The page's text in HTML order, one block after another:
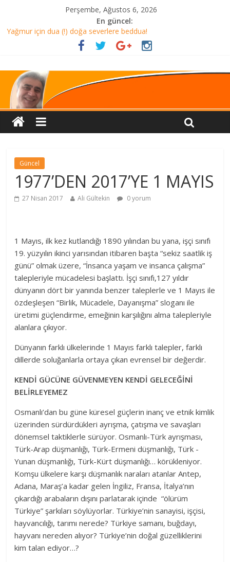
Perşembe, Ağustos 6, 2026
En güncel:
Yağmur için dua (!) doğa severlere beddua!
ALMANYA’ DA AKŞAM YEMEĞİ Mİ? TÜRKİYE’DE HER ŞEY DAHİL
AMAN DİKKAT!
HELALLEŞME Mİ?
Güncel
1977’DEN 2017’YE 1 MAYIS
27 Nisan 2017 Ali Gültekin 0 yorum
1 Mayıs, ilk kez kutlandığı 1890 yılından bu yana, işçi sınıfı
19. yüzyılın ikinci yarısından itibaren başta “sekiz saatlik iş
günü” olmak üzere, “İnsanca yaşam ve insanca çalışma”
talepleriyle mücadelesi başlattı. İşçi sınıfı,127 yıldır
dünyanın dört bir yanında benzer taleplerle ve 1 Mayıs ile
özdeşleşen “Birlik, Mücadele, Dayanışma” sloganı ile
üretimi güçlendirme, emeğinin karşılığını alma talepleriyle
alanlara çıkıyor.
Dünyanın farklı ülkelerinde 1 Mayıs farklı talepler, farklı
dillerde soluğanlarla ortaya çıkan evrensel bir değerdir.
KENDİ GÜCÜNE GÜVENMEYEN KENDİ GELECEĞİNİ
BELİRLEYEMEZ
Osmanlı’dan bu güne küresel güçlerin inanç ve etnik kimlik
üzerinden sürdürdükleri ayrışma, çatışma ve savaşları
dönemsel taktiklerle sürüyor. Osmanlı-Türk ayrışması,
Türk-Arap düşmanlığı, Türk-Ermeni düşmanlığı, Türk -
Yunan düşmanlığı, Türk-Kürt düşmanlığı… körükleniyor.
Komşu ülkelere karşı düşmanlık naraları atanlar Antep,
Adana, Maraş’a kadar gelen İngiliz, Fransa, İtalya’nın
çıkardığı arabaların dışını parlatarak içinde “ölürüm
Türkiye” şarkıları söylüyorlar. Türkiye’nin sanayisi, işçisi,
hayvancılığı, tarımı nerede? Türkiye samanı, buğdayı,
hayvanı nereden alıyor? Türkiye’nin doğal güzelliklerini
kim talan ediyor…?